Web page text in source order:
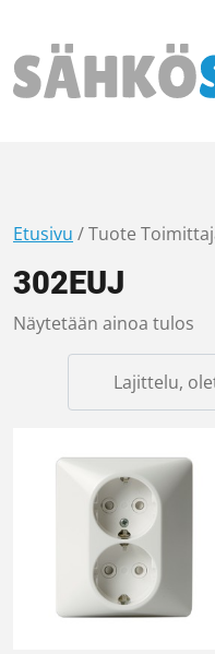
Päävalikko
Etusivu / Tuote
302EUJ
Näytetään ainoa tulos